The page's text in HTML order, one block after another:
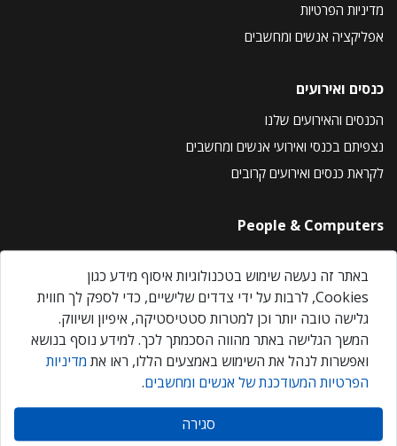
מדיניות הפרטיות
אפליקציה אנשים ומחשבים
כנסים ואירועים
הכנסים והאירועים שלנו
נצפיתם בכנסי ואירועי אנשים ומחשבים
לקראת כנסים ואירועים קרובים
People & Computers
About Us
Privacy Policy
Contact Us
Our Events
אנשים ומחשבים © 2026 – כל הזכויות שמורות
באתר זה נעשה שימוש בטכנולוגיות איסוף מידע כגון
Cookies, לרבות על ידי צדדים שלישיים, כדי לספק לך חווית
גלישה טובה יותר וכן למטרות סטטיסטיקה, איפיון ושיווק.
המשך הגלישה באתר מהווה הסכמתך לכך. למידע נוסף בנושא
ואפשרות לנהל את השימוש באמצעים הללו, ראו את מדיניות
הפרטיות המעודכנת של אנשים ומחשבים.
סגירה